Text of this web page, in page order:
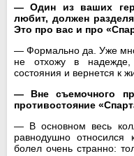
— Один из ваших
любит, должен
Это про вас и про
— Формально да. Уже
не отхожу в надежде,
состояния и вернется к
— Вне съемочного
противостояние
— В основном весь
равнодушно
болел очень странно: